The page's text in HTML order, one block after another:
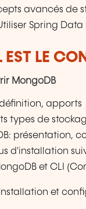
avancés de
Spring Data
EST LE
MongoDB
définition, apports
types de
présentation,
d'installation
et CLI
et